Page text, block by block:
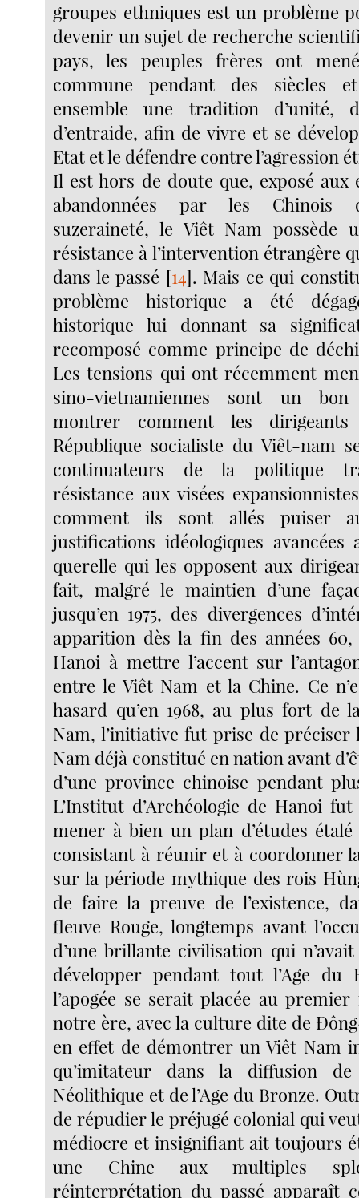
groupes ethniques est un problème
devenir un sujet de recherche
pays, les peuples frères ont
commune pendant des siècles
ensemble une tradition d’unité,
d’entraide, afin de vivre et se
Etat et le défendre contre l’agression
Il est hors de doute que, exposé aux
abandonnées par les Chinois
suzeraineté, le Viêt Nam possède
résistance à l’intervention étrangère
dans le passé [14]. Mais ce qui
problème historique a été
historique lui donnant sa
recomposé comme principe de
Les tensions qui ont récemment
sino-vietnamiennes sont un
montrer comment les
République socialiste du Viêt-nam
continuateurs de la politique
résistance aux visées
comment ils sont allés puiser
justifications idéologiques
querelle qui les opposent aux
fait, malgré le maintien d’une
jusqu’en 1975, des divergences
apparition dès la fin des années
Hanoi à mettre l’accent sur
entre le Viêt Nam et la Chine. Ce
hasard qu’en 1968, au plus fort de
Nam, l’initiative fut prise de préciser
Nam déjà constitué en nation avant
d’une province chinoise pendant
L’Institut d’Archéologie de Hanoi
mener à bien un plan d’études
consistant à réunir et à coordonner
sur la période mythique des rois
de faire la preuve de l’existence,
fleuve Rouge, longtemps avant
d’une brillante civilisation qui
développer pendant tout l’Age du
l’apogée se serait placée au
notre ère, avec la culture dite de
en effet de démontrer un Viêt Nam
qu’imitateur dans la diffusion
Néolithique et de l’Age du Bronze.
de répudier le préjugé colonial qui
médiocre et insignifiant ait toujours
une Chine aux multiples
réinterprétation du passé apparaît